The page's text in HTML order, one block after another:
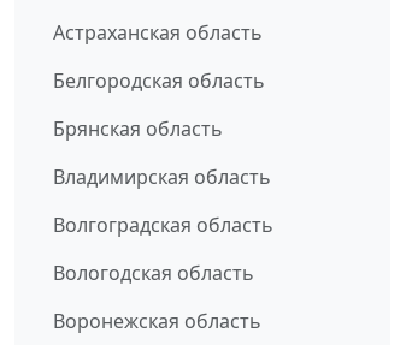
Астраханская область
Белгородская область
Брянская область
Владимирская область
Волгоградская область
Вологодская область
Воронежская область